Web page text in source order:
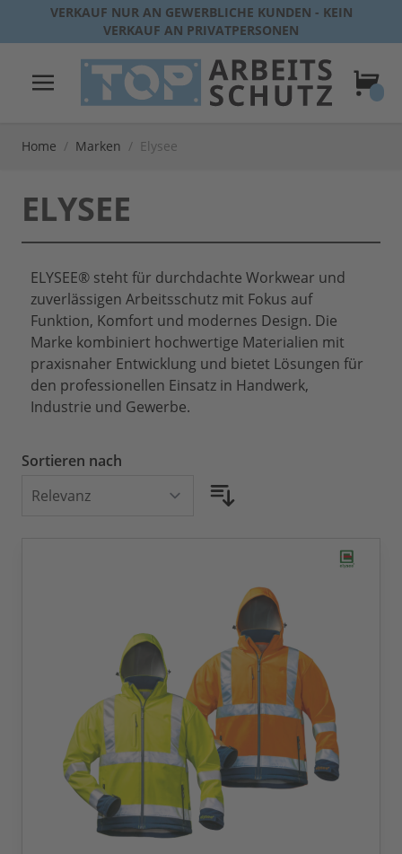
Direkt zum Inhalt
VERKAUF NUR AN GEWERBLICHE KUNDEN - KEIN
VERKAUF AN PRIVATPERSONEN
Home / Marken / Elysee
ELYSEE
ELYSEE® steht für durchdachte Workwear und
zuverlässigen Arbeitsschutz mit Fokus auf
Funktion, Komfort und modernes Design. Die
Marke kombiniert hochwertige Materialien mit
praxisnaher Entwicklung und bietet Lösungen für
den professionellen Einsatz in Handwerk,
Industrie und Gewerbe.
Sortieren nach